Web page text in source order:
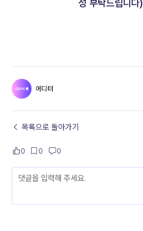
성 부탁드립니다)
에디터
← 목록으로 돌아가기
0 0 0